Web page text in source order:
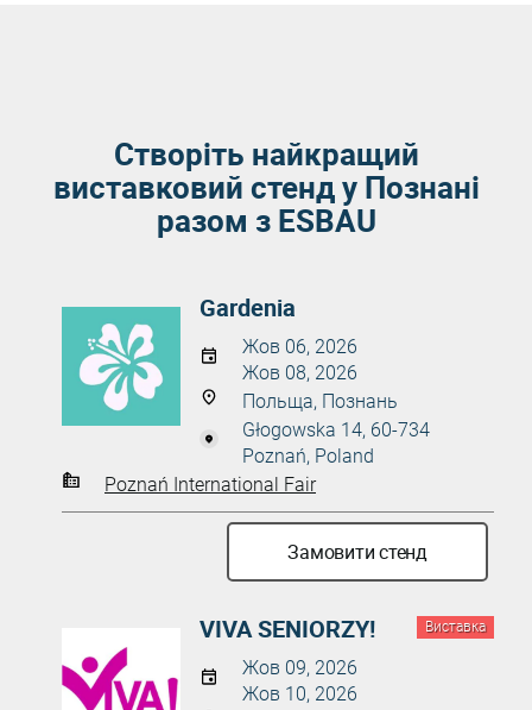
Створіть найкращий
виставковий стенд у Познані
разом з ESBAU
Gardenia
Жов 06, 2026
Жов 08, 2026
Польща, Познань
Głogowska 14, 60-734
Poznań, Poland
Poznań International Fair
Замовити стенд
Виставка
VIVA SENIORZY!
Жов 09, 2026
Жов 10, 2026